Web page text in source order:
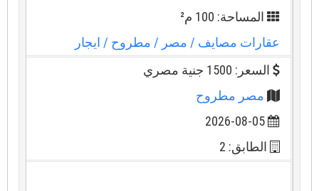
المساحة: 100 م²
عقارات مصايف / مصر / مطروح/ ايجار
السعر: 1500 جنية مصري
مصر مطروح
2026-08-05
الطابق: 2